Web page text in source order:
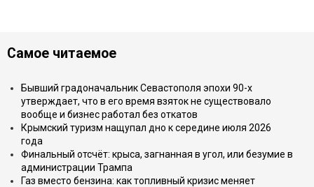
Самое читаемое
Бывший градоначальник Севастополя эпохи 90-х
утверждает, что в его время взяток не существовало
вообще и бизнес работал без откатов
Крымский туризм нащупал дно к середине июля 2026
года
Финальный отсчёт: крыса, загнанная в угол, или безумие в
администрации Трампа
Газ вместо бензина: как топливный кризис меняет